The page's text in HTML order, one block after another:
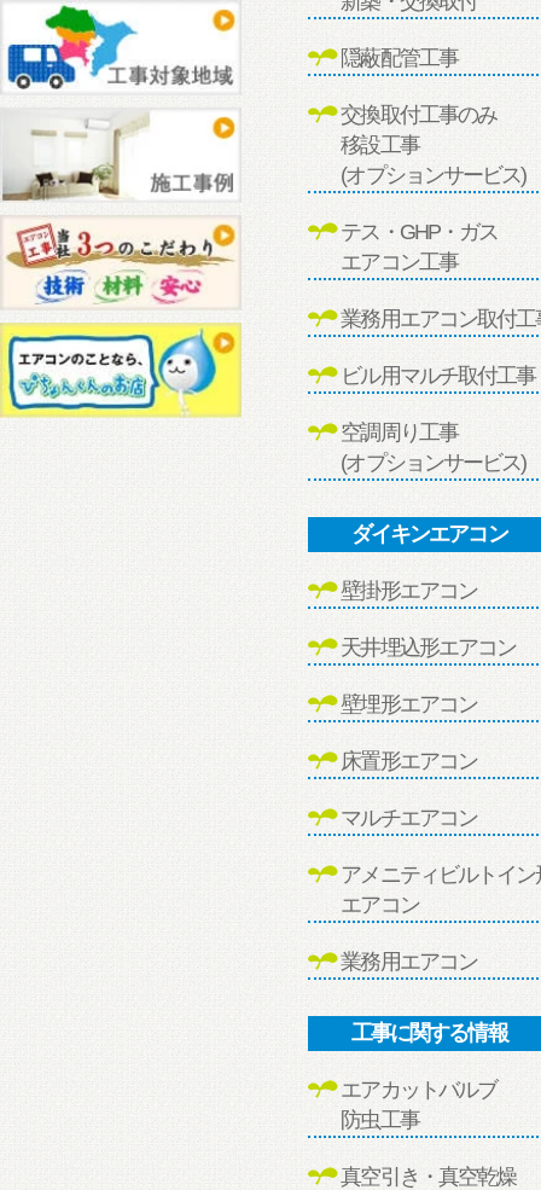
隠蔽配管工事
交換取付工事のみ
移設工事
(オプションサービス)
テス・GHP・ガス
エアコン工事
業務用エアコン取付工
ビル用マルチ取付工事
空調周り工事
(オプションサービス)
ダイキンエアコン
壁掛形エアコン
天井埋込形エアコン
壁埋形エアコン
床置形エアコン
マルチエアコン
アメニティビルトイン
エアコン
業務用エアコン
工事に関する情報
エアカットバルブ
防虫工事
真空引き・真空乾燥